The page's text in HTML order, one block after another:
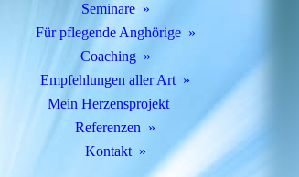
Seminare
Für pflegende Anghörige
Coaching
Empfehlungen aller Art
Mein Herzensprojekt
Referenzen
Kontakt